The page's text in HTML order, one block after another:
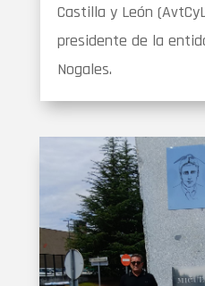
Castilla y León
presidente de la
Nogales.